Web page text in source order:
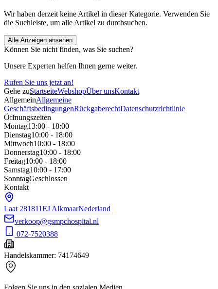
Wir haben derzeit keine Artikel in dieser Kategorie. Verwenden Sie
die Suchleiste, um alle Artikel zu durchsuchen.
Alle Anzeigen ansehen
Können Sie nicht finden, was Sie suchen?
Unsere Experten helfen Ihnen gerne weiter.
Rufen Sie uns jetzt an!
Gehe zuStartseiteWebshopÜber unsKontakt
AllgemeinAllgemeine
GeschäftsbedingungenRückgaberechtDatenschutzrichtlinie
Öffnungszeiten
Montag13:00 - 18:00
Dienstag10:00 - 18:00
Mittwoch10:00 - 18:00
Donnerstag10:00 - 18:00
Freitag10:00 - 18:00
Samstag10:00 - 17:00
SonntagGeschlossen
Kontakt
Laat 281811EJ AlkmaarNederland
verkoop@gsmpchospital.nl
072-7520388
Handelskammer: 74174649
Folgen Sie uns in den sozialen Medien